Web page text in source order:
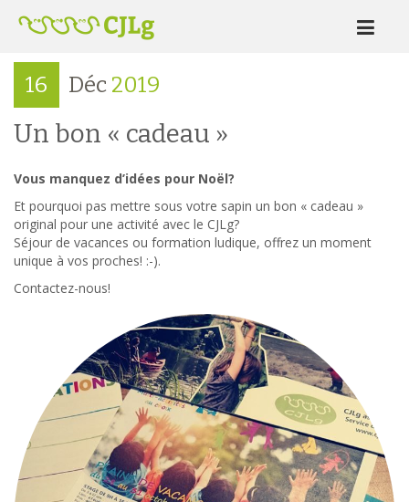
16 Déc 2019
Un bon « cadeau »
Vous manquez d’idées pour Noël?
Et pourquoi pas mettre sous votre sapin un bon « cadeau »
original pour une activité avec le CJLg?
Séjour de vacances ou formation ludique, offrez un moment
unique à vos proches! :-).
Contactez-nous!